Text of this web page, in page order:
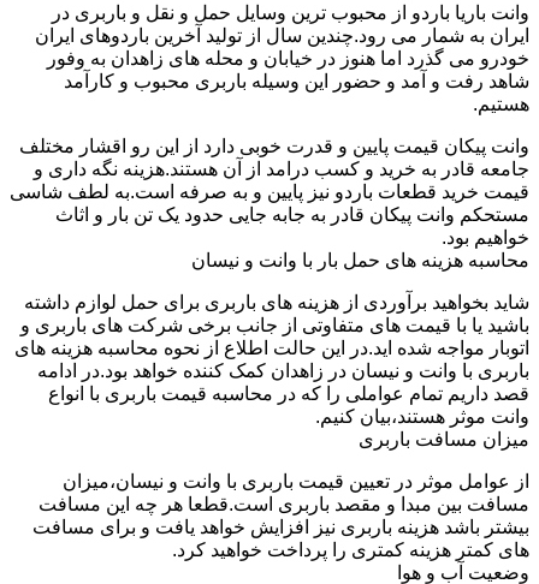
وانت باریا باردو از محبوب ترین وسایل حمل و نقل و باربری در
ایران به شمار می رود.چندین سال از تولید آخرین باردوهای ایران
خودرو می گذرد اما هنوز در خیابان و محله های زاهدان به وفور
شاهد رفت و آمد و حضور این وسیله باربری محبوب و کارآمد
هستیم.
وانت پیکان قیمت پایین و قدرت خوبی دارد از این رو اقشار مختلف
جامعه قادر به خرید و کسب درامد از آن هستند.هزینه نگه داری و
قیمت خرید قطعات باردو نیز پایین و به صرفه است.به لطف شاسی
مستحکم وانت پیکان قادر به جابه جایی حدود یک تن بار و اثاث
خواهیم بود.
محاسبه هزینه های حمل بار با وانت و نیسان
شاید بخواهید برآوردی از هزینه های باربری برای حمل لوازم داشته
باشید یا با قیمت های متفاوتی از جانب برخی شرکت های باربری و
اتوبار مواجه شده اید.در این حالت اطلاع از نحوه محاسبه هزینه های
باربری با وانت و نیسان در زاهدان کمک کننده خواهد بود.در ادامه
قصد داریم تمام عواملی را که در محاسبه قیمت باربری با انواع
وانت موثر هستند،بیان کنیم.
میزان مسافت باربری
از عوامل موثر در تعیین قیمت باربری با وانت و نیسان،میزان
مسافت بین مبدا و مقصد باربری است.قطعا هر چه این مسافت
بیشتر باشد هزینه باربری نیز افزایش خواهد یافت و برای مسافت
های کمتر هزینه کمتری را پرداخت خواهید کرد.
وضعیت آب و هوا